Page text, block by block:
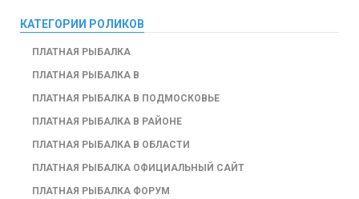
КАТЕГОРИИ РОЛИКОВ
ПЛАТНАЯ РЫБАЛКА
ПЛАТНАЯ РЫБАЛКА В
ПЛАТНАЯ РЫБАЛКА В ПОДМОСКОВЬЕ
ПЛАТНАЯ РЫБАЛКА В РАЙОНЕ
ПЛАТНАЯ РЫБАЛКА В ОБЛАСТИ
ПЛАТНАЯ РЫБАЛКА ОФИЦИАЛЬНЫЙ САЙТ
ПЛАТНАЯ РЫБАЛКА ФОРУМ